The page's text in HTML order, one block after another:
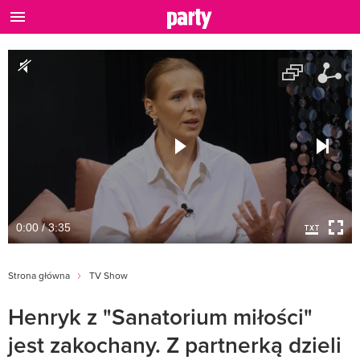
0:00 / 3:35
Strona główna TV Show
Henryk z "Sanatorium miłości"
jest zakochany. Z partnerką dzieli